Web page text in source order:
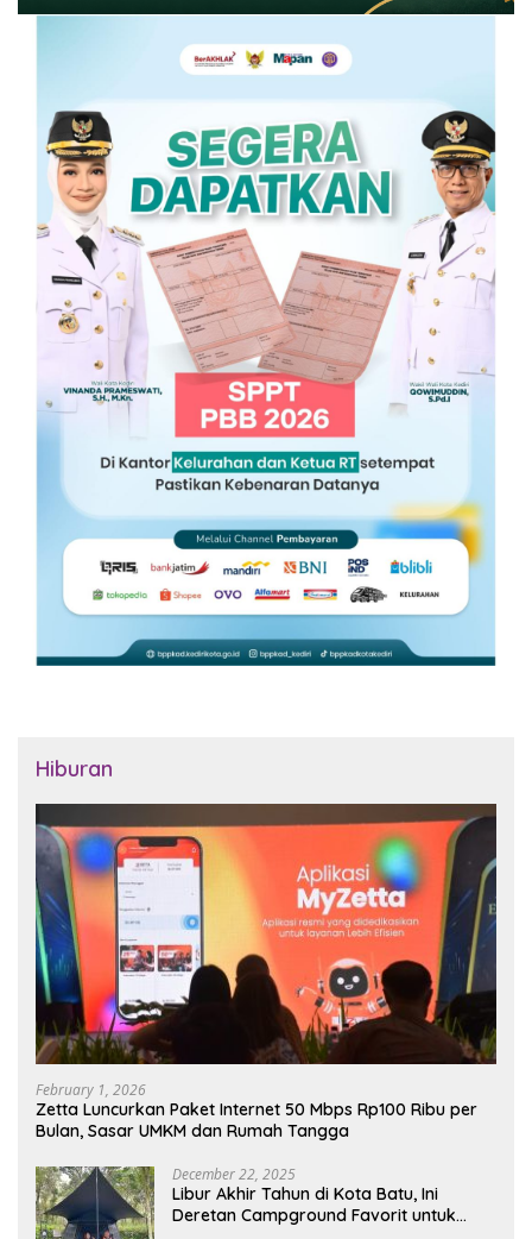
Hiburan
February 1, 2026
Zetta Luncurkan Paket Internet 50 Mbps Rp100 Ribu per
Bulan, Sasar UMKM dan Rumah Tangga
December 22, 2025
Libur Akhir Tahun di Kota Batu, Ini
Deretan Campground Favorit untuk